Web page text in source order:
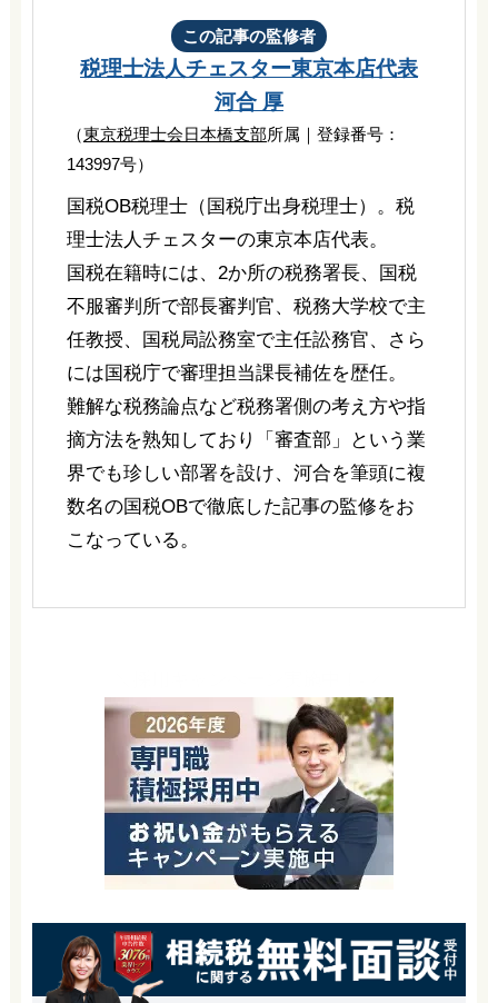
この記事の監修者
税理士法人チェスター東京本店代表
河合 厚
（東京税理士会日本橋支部所属｜登録番号：
143997号）
国税OB税理士（国税庁出身税理士）。税
理士法人チェスターの東京本店代表。
国税在籍時には、2か所の税務署長、国税
不服審判所で部長審判官、税務大学校で主
任教授、国税局訟務室で主任訟務官、さら
には国税庁で審理担当課長補佐を歴任。
難解な税務論点など税務署側の考え方や指
摘方法を熟知しており「審査部」という業
界でも珍しい部署を設け、河合を筆頭に複
数名の国税OBで徹底した記事の監修をお
こなっている。